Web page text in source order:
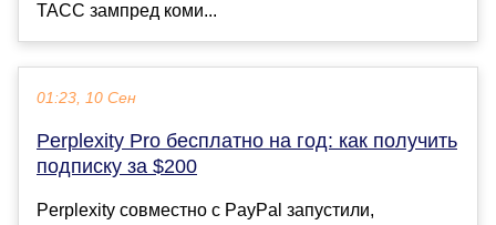
ТАСС зампред коми...
01:23, 10 Сен
Perplexity Pro бесплатно на год: как получить
подписку за $200
Perplexity совместно с PayPal запустили,